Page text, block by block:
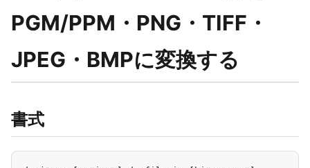
PGM/PPM・PNG・TIFF・
JPEG・BMPに変換する
書式